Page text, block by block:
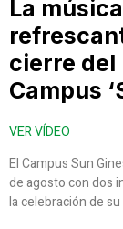
La
cierre del
Campus
VER VÍDEO
El Campus Sun
de agosto con dos
la celebración de